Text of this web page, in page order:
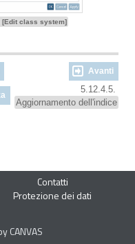
class system]
Avanti
5.12.4.5.
Aggiornamento dell'indice
Contatti
Protezione dei dati
CANVAS